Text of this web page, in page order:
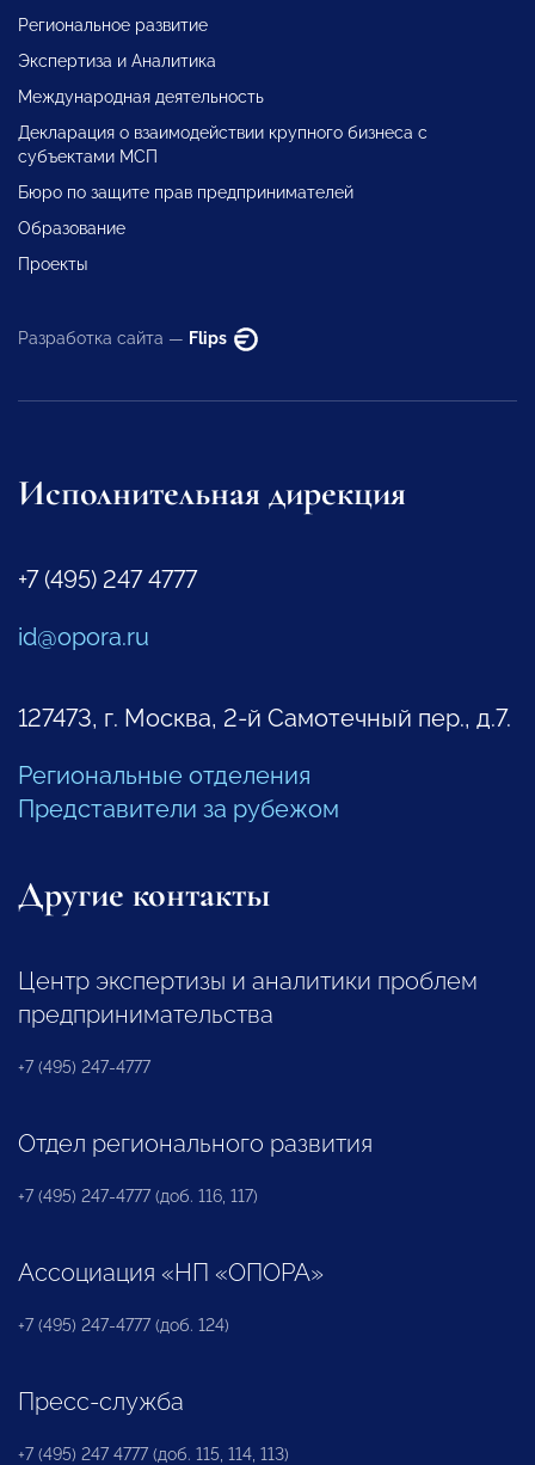
Региональное развитие
Экспертиза и Аналитика
Международная деятельность
Декларация о взаимодействии крупного бизнеса с
субъектами МСП
Бюро по защите прав предпринимателей
Образование
Проекты
Разработка сайта — Flips
Исполнительная дирекция
+7 (495) 247 4777
id@opora.ru
127473, г. Москва, 2-й Самотечный пер., д.7.
Региональные отделения
Представители за рубежом
Другие контакты
Центр экспертизы и аналитики проблем
предпринимательства
+7 (495) 247-4777
Отдел регионального развития
+7 (495) 247-4777 (доб. 116, 117)
Ассоциация «НП «ОПОРА»
+7 (495) 247-4777 (доб. 124)
Пресс-служба
+7 (495) 247 4777 (доб. 115, 114, 113)